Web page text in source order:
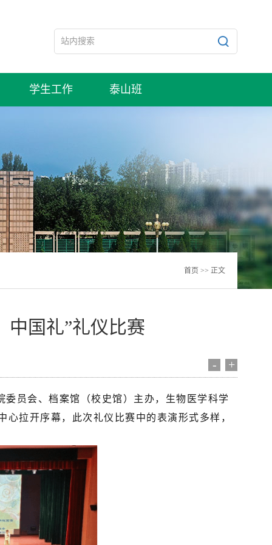
学生工作 泰山班
首页 >> 正文
中国礼”礼仪比赛
- +
委员会、档案馆（校史馆）主办，生物医学科学
拉开序幕，此次礼仪比赛中的表演形式多样，